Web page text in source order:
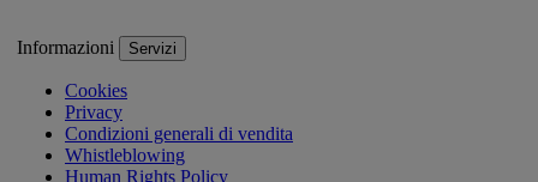
Informazioni Servizi
Cookies
Privacy
Condizioni generali di vendita
Whistleblowing
Human Rights Policy